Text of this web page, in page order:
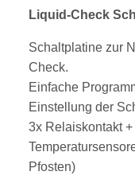
Liquid-Check
Schaltplatine zur
Check.
Einfache
Einstellung der
3x Relaiskontakt
Pfosten)